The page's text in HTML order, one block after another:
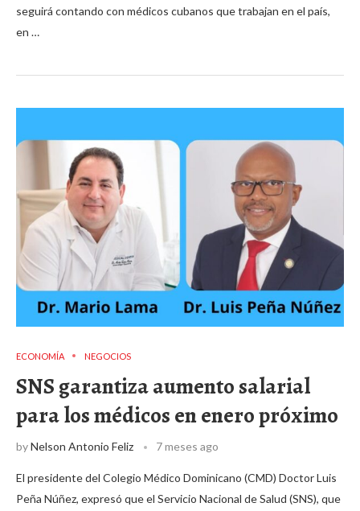
seguirá contando con médicos cubanos que trabajan en el país,
en …
ECONOMÍA NEGOCIOS
SNS garantiza aumento salarial
para los médicos en enero próximo
byNelson Antonio Feliz 7 meses ago
El presidente del Colegio Médico Dominicano (CMD) Doctor Luis
Peña Núñez, expresó que el Servicio Nacional de Salud (SNS), que